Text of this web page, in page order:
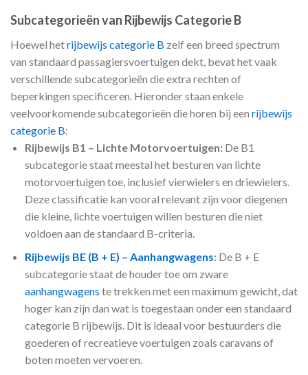
Subcategorieën van Rijbewijs Categorie B
Hoewel hetrijbewijs categorie B zelf een breed spectrum
van standaard passagiersvoertuigen dekt, bevat het vaak
verschillende subcategorieën die extra rechten of
beperkingen specificeren. Hieronder staan enkele
veelvoorkomende subcategorieën die horen bij een rijbewijs
categorie B:
Rijbewijs B1 – Lichte Motorvoertuigen:De B1
subcategorie staat meestal het besturen van lichte
motorvoertuigen toe, inclusief vierwielers en driewielers.
Deze classificatie kan vooral relevant zijn voor diegenen
die kleine, lichte voertuigen willen besturen die niet
voldoen aan de standaard B-criteria.
Rijbewijs BE (B + E) – Aanhangwagens:De B + E
subcategorie staat de houder toe om zware
aanhangwagens te trekken met een maximum gewicht, dat
hoger kan zijn dan wat is toegestaan onder een standaard
categorie B rijbewijs. Dit is ideaal voor bestuurders die
goederen of recreatieve voertuigen zoals caravans of
boten moeten vervoeren.